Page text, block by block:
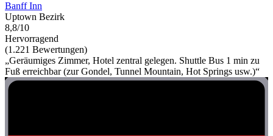
Banff Inn
Uptown Bezirk
8,8/10
Hervorragend
(1.221 Bewertungen)
„Geräumiges Zimmer, Hotel zentral gelegen. Shuttle Bus 1 min zu
Fuß erreichbar (zur Gondel, Tunnel Mountain, Hot Springs usw.)“